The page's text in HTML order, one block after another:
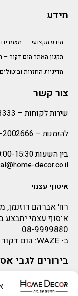
מידע
מידע מקצועי מאמרים
תקנון האתר הום דקור –
מדיניות החזרות וביטולים
צור קשר
שירות לקוחות –
להזמנות – 2002666
בין השעות 10:00-15:30
decor.co.il
איסוף עצמי
רח' אברהם רוזנמן,
איסוף עצמי יתבצע
08-9999880
ב- WAZE: הום
בירורים לגבי
בירור לגבי אספקה -